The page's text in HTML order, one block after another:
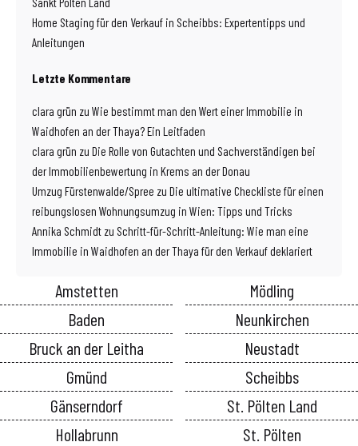
Home Staging für den Verkauf in Scheibbs: Expertentipps und
Anleitungen
Letzte Kommentare
clara grün zu Wie bestimmt man den Wert einer Immobilie in
Waidhofen an der Thaya? Ein Leitfaden
clara grün zu Die Rolle von Gutachten und Sachverständigen bei
der Immobilienbewertung in Krems an der Donau
Umzug Fürstenwalde/Spree zu Die ultimative Checkliste für einen
reibungslosen Wohnungsumzug in Wien: Tipps und Tricks
Annika Schmidt zu Schritt-für-Schritt-Anleitung: Wie man eine
Immobilie in Waidhofen an der Thaya für den Verkauf deklariert
Amstetten
Baden
Bruck an der Leitha
Gmünd
Gänserndorf
Hollabrunn
Mödling
Neunkirchen
Neustadt
Scheibbs
St. Pölten Land
St. Pölten